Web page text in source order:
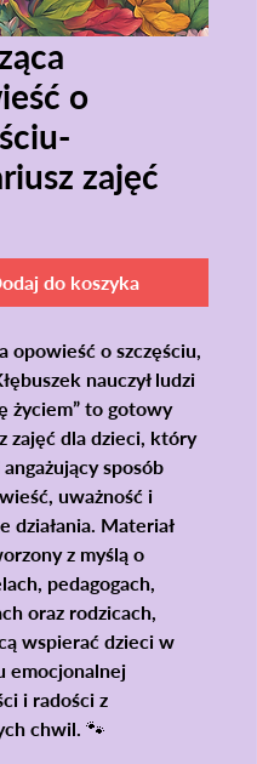
o
zajęć
do koszyka
opowieść o szczęściu,
nauczył ludzi
życiem” to gotowy
zajęć dla dzieci , który
sposób
uważność i
działania . Materiał
z myślą o
pedagogach,
oraz rodzicach,
wspierać dzieci w
emocjonalnej
i radości z
chwil. 🐾